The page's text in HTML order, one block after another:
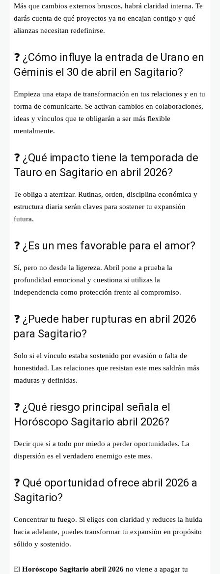
Más que cambios externos bruscos, habrá claridad interna. Te
darás cuenta de qué proyectos ya no encajan contigo y qué
alianzas necesitan redefinirse.
❓ ¿Cómo influye la entrada de Urano en
Géminis el 30 de abril en Sagitario?
Empieza una etapa de transformación en tus relaciones y en tu
forma de comunicarte. Se activan cambios en colaboraciones,
ideas y vínculos que te obligarán a ser más flexible
mentalmente.
❓ ¿Qué impacto tiene la temporada de
Tauro en Sagitario en abril 2026?
Te obliga a aterrizar. Rutinas, orden, disciplina económica y
estructura diaria serán claves para sostener tu expansión
futura.
❓ ¿Es un mes favorable para el amor?
Sí, pero no desde la ligereza. Abril pone a prueba la
profundidad emocional y cuestiona si utilizas la
independencia como protección frente al compromiso.
❓ ¿Puede haber rupturas en abril 2026
para Sagitario?
Solo si el vínculo estaba sostenido por evasión o falta de
honestidad. Las relaciones que resistan este mes saldrán más
maduras y definidas.
❓ ¿Qué riesgo principal señala el
Horóscopo Sagitario abril 2026?
Decir que sí a todo por miedo a perder oportunidades. La
dispersión es el verdadero enemigo este mes.
❓ Qué oportunidad ofrece abril 2026 a
Sagitario?
Concentrar tu fuego. Si eliges con claridad y reduces la huida
hacia adelante, puedes transformar tu expansión en propósito
sólido y sostenido.
El Horóscopo Sagitario abril 2026 no viene a apagar tu